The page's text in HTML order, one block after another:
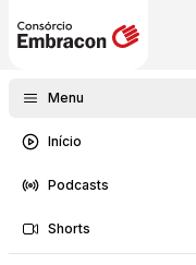
Menu
Início
Podcasts
Shorts